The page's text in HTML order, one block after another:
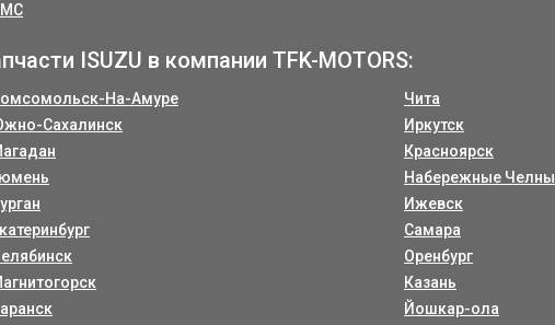
ISUZU в компании TFK-MOTORS:
На-Амуре
Сахалинск
Чита
Иркутск
Красноярск
Набережные Челны
Ижевск
Самара
Оренбург
Казань
Йошкар-ола